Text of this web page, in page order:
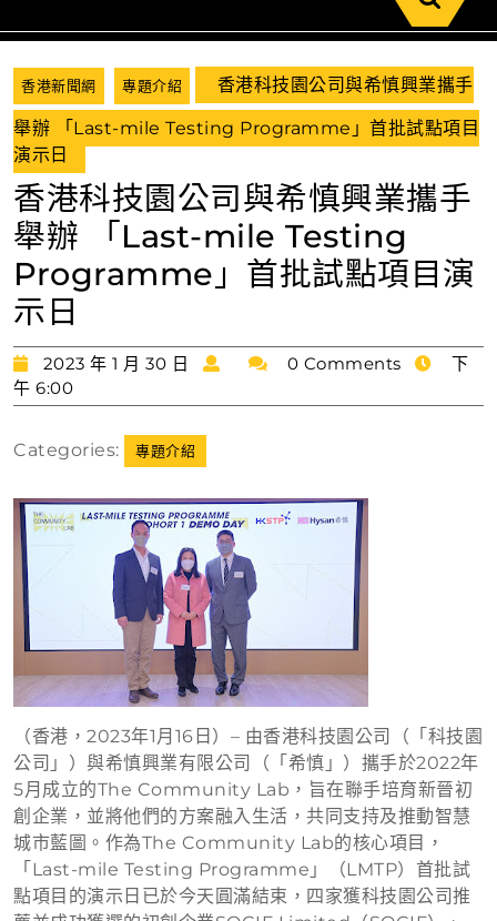
for:
香港新聞網 專題介紹 香港科技園公司與希慎興業攜手
舉辦 「Last-mile Testing Programme」首批試點項目
演示日
香港科技園公司與希慎興業攜手
舉辦 「Last-mile Testing
Programme」首批試點項目演
示日
2023 年 1 月 30 日
2023
1
月
0 Comments
下
午 6:00
Categories: 專題介紹
（香港，2023年1月16日）– 由香港科技園公司（「科技園
公司」）與希慎興業有限公司（「希慎」）攜手於2022年
5月成立的The Community Lab，旨在聯手培育新晉初
創企業，並將他們的方案融入生活，共同支持及推動智慧
城市藍圖。作為The Community Lab的核心項目，
「Last-mile Testing Programme」（LMTP）首批試
點項目的演示日已於今天圓滿結束，四家獲科技園公司推